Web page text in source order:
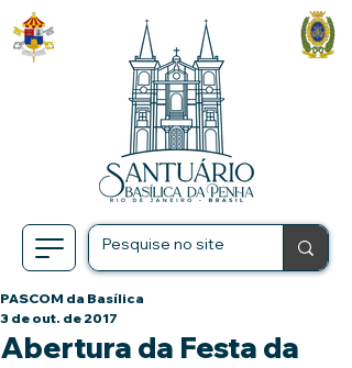
Abertura da Festa da
PASCOM da Basílica
3 de out. de 2017